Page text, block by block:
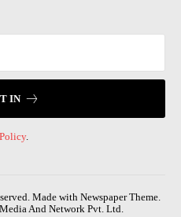
IN
.
Made with Newspaper Theme.
And Network Pvt. Ltd.